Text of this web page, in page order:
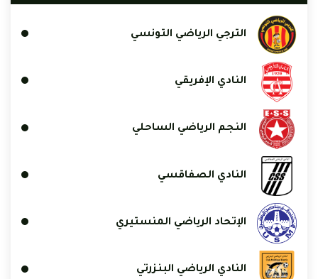
الترجي الرياضي التونسي
النادي الإفريقي
النجم الرياضي الساحلي
النادي الصفاقسي
الإتحاد الرياضي المنستيري
النادي الرياضي البنزرتي